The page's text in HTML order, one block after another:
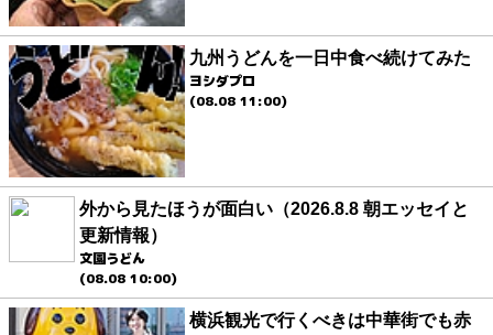
九州うどんを一日中食べ続けてみた
ヨシダプロ
(08.08 11:00)
外から見たほうが面白い（2026.8.8 朝エッセイと
更新情報）
文園うどん
(08.08 10:00)
横浜観光で行くべきは中華街でも赤